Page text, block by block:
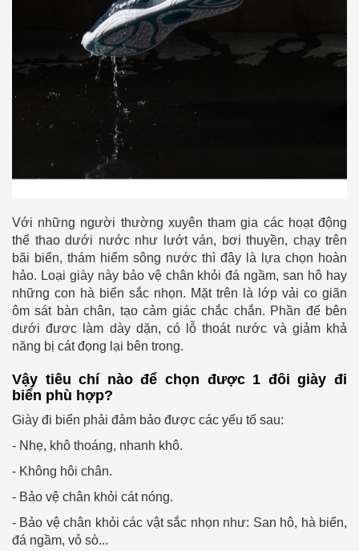
Với những người thường xuyên tham gia các hoạt động
thể thao dưới nước như lướt ván, bơi thuyền, chạy trên
bãi biển, thám hiểm sông nước thì đây là lựa chọn hoàn
hảo. Loại giày này bảo vệ chân khỏi đá ngầm, san hô hay
những con hà biển sắc nhọn. Mặt trên là lớp vải co giãn
ôm sát bàn chân, tạo cảm giác chắc chắn. Phần đế bên
dưới đươc làm dày dặn, có lỗ thoát nước và giảm khả
năng bị cát đọng lại bên trong.
Vậy tiêu chí nào để chọn được 1 đôi giày đi
biển phù hợp?
Giày đi biển phải đảm bảo được các yếu tố sau:
- Nhẹ, khô thoáng, nhanh khô.
- Không hôi chân.
- Bảo vệ chân khỏi cát nóng.
- Bảo vệ chân khỏi các vật sắc nhọn như: San hô, hà biển,
đá ngầm, vỏ sò...